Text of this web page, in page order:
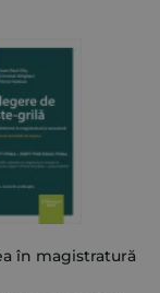
în magistratură